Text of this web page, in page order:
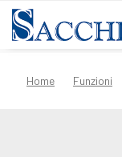
Home Funzioni